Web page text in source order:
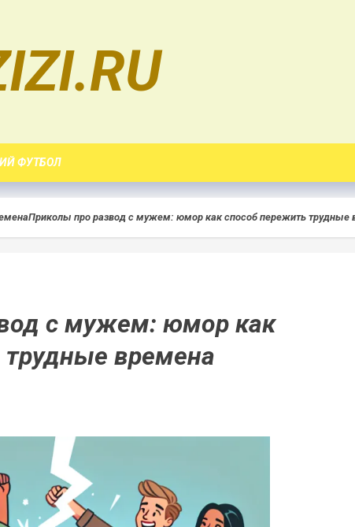
ФУТБОЛ
Приколы про развод с мужем: юмор как способ пережить трудные
с мужем: юмор как
времена